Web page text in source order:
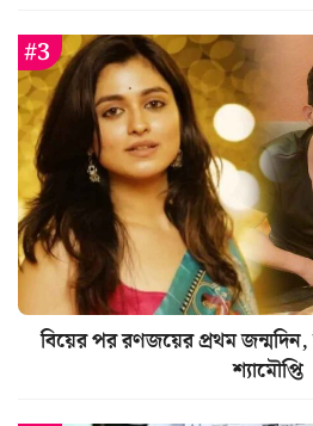
বিয়ের পর রণজয়ের প্রথম
শ্যামৌপ্তি